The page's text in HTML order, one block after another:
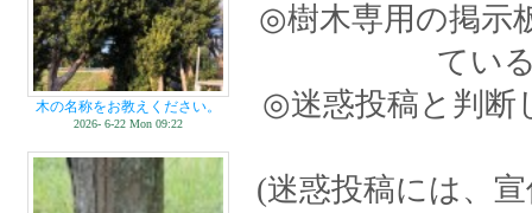
木の名称をお教えください。
2026- 6-22 Mon 09:22
◎樹木専用の掲示
てい
◎迷惑投稿と判断
(迷惑投稿には、